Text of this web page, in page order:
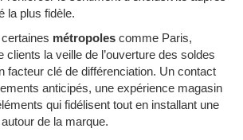
la plus fidèle.
métropoles comme Paris,
clients la veille de l’ouverture des soldes
facteur clé de différenciation. Un contact
anticipés, une expérience magasin
qui fidélisent tout en installant une
de la marque.